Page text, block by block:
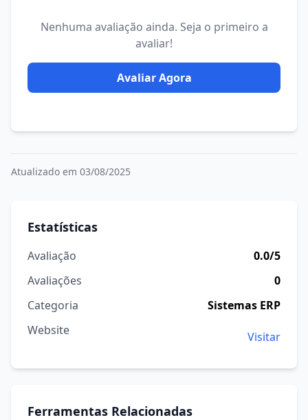
Nenhuma avaliação ainda. Seja o primeiro a
avaliar!
Avaliar Agora
Atualizado em 03/08/2025
Estatísticas
Avaliação
0.0/5
Avaliações
0
Categoria
Sistemas ERP
Website
Visitar
Ferramentas Relacionadas